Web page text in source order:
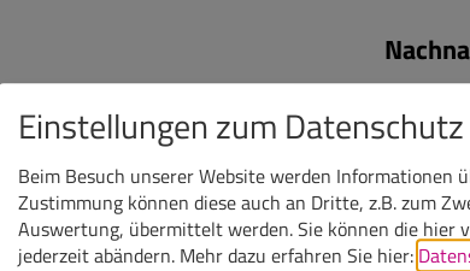
E-Mail
Einstellungen zum Datenschutz
Beim Besuch unserer Website werden Informationen
Zustimmung können diese auch an Dritte, z.B. zum
Auswertung, übermittelt werden. Sie können die hier
jederzeit abändern. Mehr dazu erfahren Sie hier: